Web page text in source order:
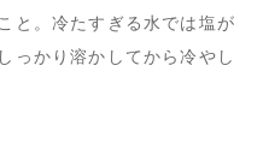
と。冷たすぎる水では塩が
っかり溶かしてから冷やし